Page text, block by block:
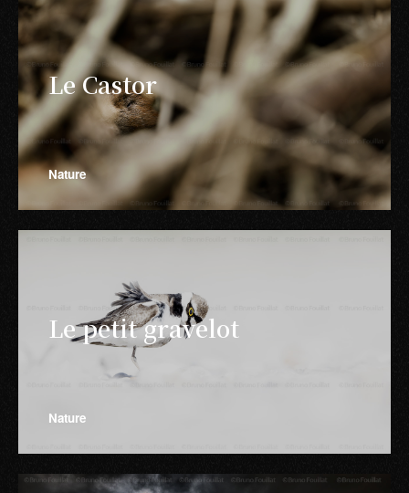
Le Castor
Nature
Le petit gravelot
Nature